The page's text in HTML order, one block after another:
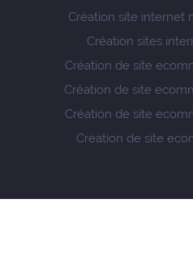
Création site internet
Création sites
Création de site
Création de site
Création de site
Création de site